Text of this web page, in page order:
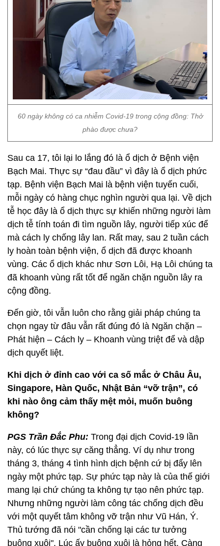
60 ngày không có ca nhiễm Covid-19 trong cộng đồng: Thở
phào được chưa?
Sau ca 17, tôi lại lo lắng đó là ổ dịch ở Bệnh viện
Bạch Mai. Thực sự “đau đầu” vì đây là ổ dịch phức
tạp. Bệnh viện Bạch Mai là bệnh viện tuyến cuối,
mỗi ngày có hàng chục nghìn người qua lại. Về dịch
tễ học đây là ổ dịch thực sự khiến những người làm
dịch tễ tính toán đi tìm nguồn lây, người tiếp xúc để
mà cách ly chống lây lan. Rất may, sau 2 tuần cách
ly hoàn toàn bệnh viện, ổ dịch đã được khoanh
vùng. Các ổ dịch khác như Sơn Lôi, Hạ Lôi chúng ta
đã khoanh vùng rất tốt để ngăn chặn nguồn lây ra
cộng đồng.
Đến giờ, tôi vẫn luôn cho rằng giải pháp chúng ta
chọn ngay từ đâu vẫn rất đúng đó là Ngăn chặn –
Phát hiện – Cách ly – Khoanh vùng triệt để và dập
dịch quyết liệt.
Khi dịch ở đỉnh cao với ca số mắc ở Châu Âu,
Singapore, Hàn Quốc, Nhật Bản “vỡ trận”, có
khi nào ông cảm thấy mệt mỏi, muốn buông
không?
PGS Trần Đắc Phu: Trong đại dịch Covid-19 lần
này, có lúc thực sự căng thẳng. Ví dụ như trong
tháng 3, tháng 4 tình hình dịch bệnh cứ bị đẩy lên
ngày một phức tạp. Sự phức tạp này là của thế giới
mang lại chứ chúng ta không tự tạo nên phức tạp.
Nhưng những người làm công tác chống dịch đều
với một quyết tâm không vỡ trận như Vũ Hán, Ý.
Thủ tướng đã nói "cần chống lại các tư tưởng
buông xuôi". Lúc ấy buông xuôi là hỏng hết. Càng